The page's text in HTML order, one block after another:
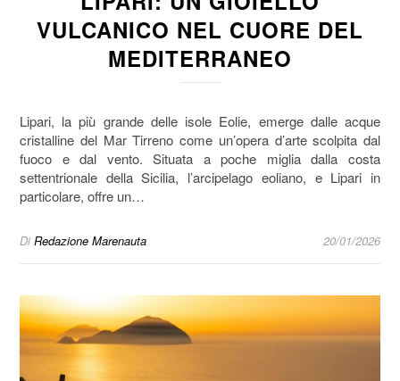
VULCANICO NEL CUORE DEL
MEDITERRANEO
Lipari, la più grande delle isole Eolie, emerge dalle acque
cristalline del Mar Tirreno come un’opera d’arte scolpita dal
fuoco e dal vento. Situata a poche miglia dalla costa
settentrionale della Sicilia, l’arcipelago eoliano, e Lipari in
particolare, offre un…
Di Redazione Marenauta 20/01/2026